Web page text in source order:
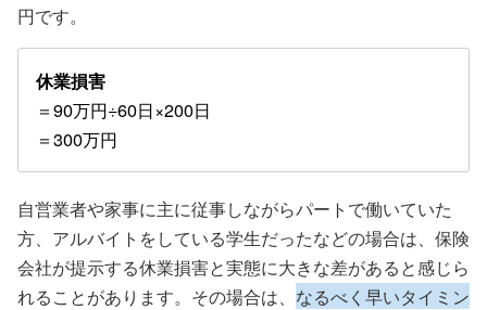
円です。
休業損害
＝90万円÷60日×200日
＝300万円
自営業者や家事に主に従事しながらパートで働いていた
方、アルバイトをしている学生だったなどの場合は、保険
会社が提示する休業損害と実態に大きな差があると感じら
れることがあります。その場合は、 なるべく早いタイミン